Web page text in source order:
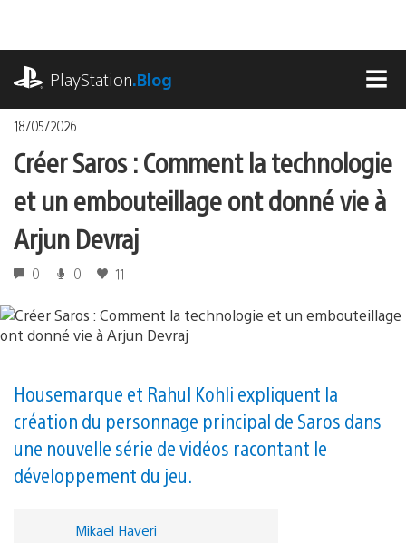
contenu
PlayStation.Blog
18/05/2026
Créer Saros : Comment la technologie
et un embouteillage ont donné vie à
Arjun Devraj
0 0 11
Housemarque et Rahul Kohli expliquent la
création du personnage principal de Saros dans
une nouvelle série de vidéos racontant le
développement du jeu.
Mikael Haveri